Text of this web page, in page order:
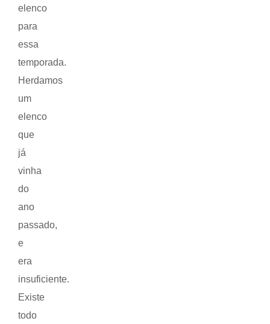
elenco
para
essa
temporada.
Herdamos
um
elenco
que
já
vinha
do
ano
passado,
e
era
insuficiente.
Existe
todo